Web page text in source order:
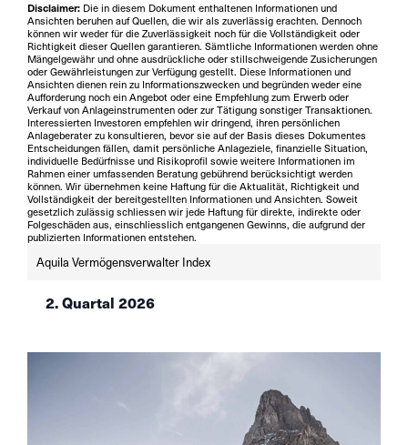
Disclaimer: Die in diesem Dokument enthaltenen Informationen und
Ansichten beruhen auf Quellen, die wir als zuverlässig erachten. Dennoch
können wir weder für die Zuverlässigkeit noch für die Vollständigkeit oder
Richtigkeit dieser Quellen garantieren. Sämtliche Informationen werden ohne
Mängelgewähr und ohne ausdrückliche oder stillschweigende Zusicherungen
oder Gewährleistungen zur Verfügung gestellt. Diese Informationen und
Ansichten dienen rein zu Informationszwecken und begründen weder eine
Aufforderung noch ein Angebot oder eine Empfehlung zum Erwerb oder
Verkauf von Anlageinstrumenten oder zur Tätigung sonstiger Transaktionen.
Interessierten Investoren empfehlen wir dringend, ihren persönlichen
Anlageberater zu konsultieren, bevor sie auf der Basis dieses Dokumentes
Entscheidungen fällen, damit persönliche Anlageziele, finanzielle Situation,
individuelle Bedürfnisse und Risikoprofil sowie weitere Informationen im
Rahmen einer umfassenden Beratung gebührend berücksichtigt werden
können. Wir übernehmen keine Haftung für die Aktualität, Richtigkeit und
Vollständigkeit der bereitgestellten Informationen und Ansichten. Soweit
gesetzlich zulässig schliessen wir jede Haftung für direkte, indirekte oder
Folgeschäden aus, einschliesslich entgangenen Gewinns, die aufgrund der
publizierten Informationen entstehen.
Aquila Vermögensverwalter Index
2. Quartal 2026